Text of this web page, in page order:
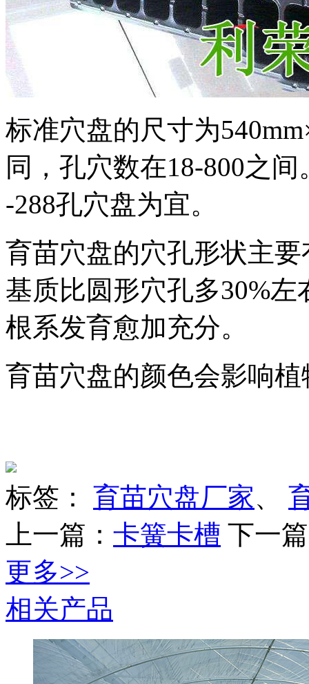
标准穴盘的尺寸为
同，孔穴数在18-800之
-288孔穴盘为宜。
育苗穴盘的穴孔形状主
基质比圆形穴孔多30%
根系发育愈加充分。
育苗穴盘的颜色会影响
标签： 育苗穴盘厂家、
上一篇： 卡簧卡槽 下一
更多>>
相关产品